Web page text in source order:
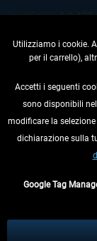
RECEDERE
eventualmente
Utilizziamo i cookie.
per il carrello),
Accetti i seguenti
sono disponibili
modificare la
dichiarazione sulla
Google Tag